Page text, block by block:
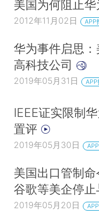
美国为何阻止华
2012年11月02日 APP
华为事件启思
高科技公司
2019年05月31日 APP
IEEE证实限制
置评
2019年05月30日
美国出口管制
谷歌等美企停
2019年05月20日